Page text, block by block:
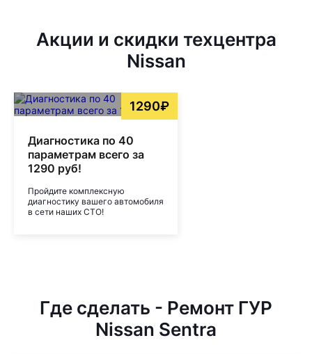
Акции и скидки техцентра
Nissan
1290₽
Диагностика по 40
параметрам всего за
1290 руб!
Пройдите комплексную
диагностику вашего автомобиля
в сети наших СТО!
Где сделать - Ремонт ГУР
Nissan Sentra